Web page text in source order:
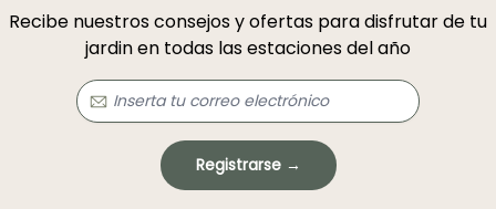
Recibe nuestros consejos y ofertas para disfrutar de tu
jardin en todas las estaciones del año
Registrarse →